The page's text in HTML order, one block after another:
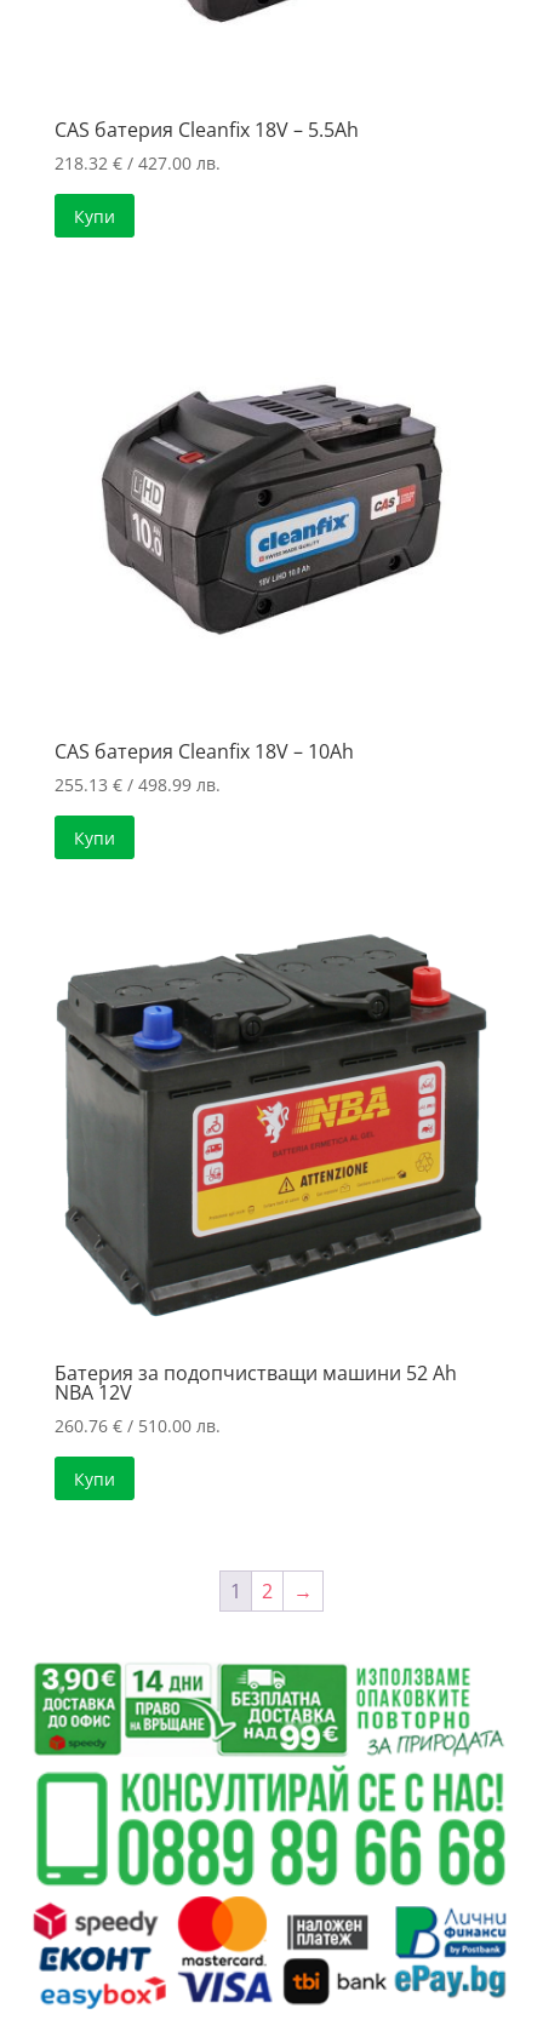
CAS батерия Cleanfix 18V – 5.5Ah
218.32 €/ 427.00 лв.
Купи
CAS батерия Cleanfix 18V – 10Ah
255.13 €/ 498.99 лв.
Купи
Батерия за подопчистващи машини 52 Ah
NBA 12V
260.76 €/ 510.00 лв.
Купи
1 2 →